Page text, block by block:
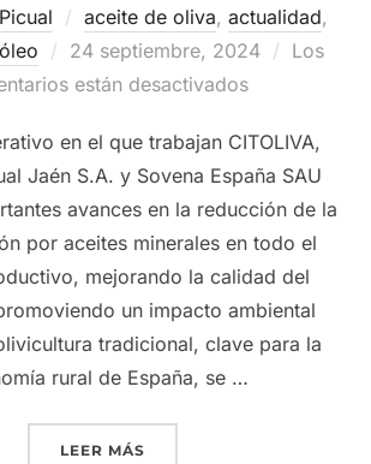
aceite de oliva, actualidad,
Publicado
el
24 septiembre, 2024
Los
están desactivados
en el que trabajan CITOLIVA,
Jaén S.A. y Sovena España SAU
avances en la reducción de la
por aceites minerales en todo el
mejorando la calidad del
un impacto ambiental
tradicional, clave para la
rural de España, se …
LEER MÁS«GRUPO INTERÓLEO